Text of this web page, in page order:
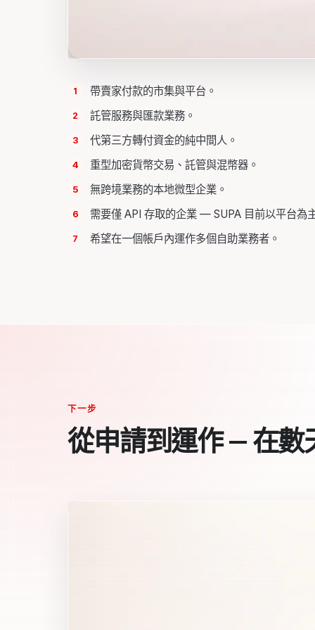
帶賣家付款的市集與平台。
託管服務與匯款業務。
代第三方轉付資金的純中間人。
重型加密貨幣交易、託管與混幣器。
無跨境業務的本地微型企業。
需要僅 API 存取的企業 — SUPA 目前以平台為
希望在一個帳戶內運作多個自助業務者。
下一步
從申請到運作 — 在數